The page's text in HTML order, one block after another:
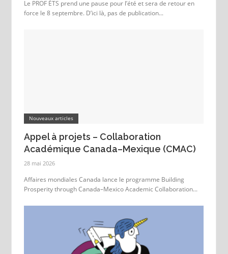
Le PROF ÉTS prend une pause pour l’été et sera de retour en
force le 8 septembre. D’ici là, pas de publication...
Nouveaux articles
Appel à projets – Collaboration
Académique Canada–Mexique (CMAC)
28 mai 2026
Affaires mondiales Canada lance le programme Building
Prosperity through Canada–Mexico Academic Collaboration...